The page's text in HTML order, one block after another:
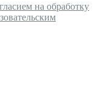
на обработку